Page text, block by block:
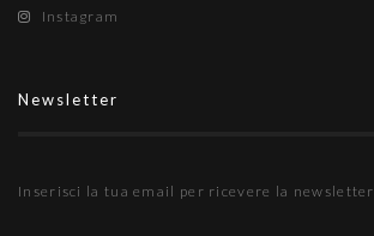
Instagram
Newsletter
Inserisci la tua email per ricevere la newsletter